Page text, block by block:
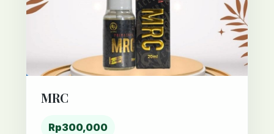
MRC
Rp300,000